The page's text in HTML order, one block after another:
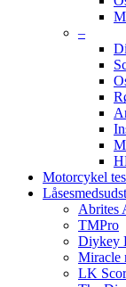
–
Motorcykel
Abrites
TMPro
Diykey
Miracle
LK